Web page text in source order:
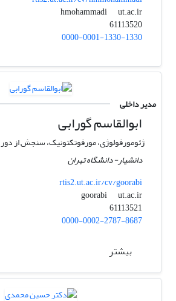
hmohammadi
ut.ac.ir
61113520
0000-0001-1330-1330
مدیر داخلی
ابوالقاسم گورابی
ژئومورفولوژی، مورفوتکتونیک، سنجش از دور
دانشیار- دانشگاه تهران
rtis2.ut.ac.ir/cv/goorabi
goorabi
ut.ac.ir
0000-0002-2787-8687
بیشتر